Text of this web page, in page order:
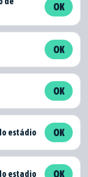
OK
OK
OK
estádio OK
estadio OK